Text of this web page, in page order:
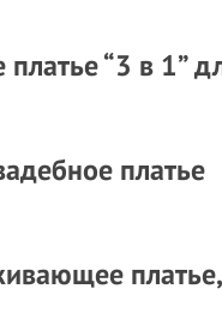
“3 в 1”
платье